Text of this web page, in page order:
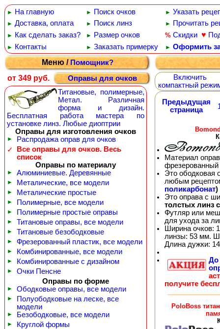
► На главную ► Поиск очков ► Указать
► Доставка, оплата ► Поиск линз ► Прочитать
► Как сделать заказ? ► Размер очков % Скидки ♥
► Контакты ► Заказать примерку ► Оформить
Меню /Помощник?
от 349 руб.
Оправы для очков
Титановые, полимерные,
Метал. Различная
форма и дизайн.
Бесплатная работа мастера по
установке линз. Любые диоптрии
Оправы для изготовления очков
►
Распродажа оправ для очков
✓
Все оправы для очков. Весь
список
Оправы по материалу
► Алюминиевые. Деревянные
► Металические, все модели
► Металические простые
► Полимерные, все модели
► Полимерные простые оправы
► Титановые оправы, все модели
► Титановые безободковые
► Фрезерованный пластик, все модели
► Комбинированные, все модели
► Комбинированные с дизайном
►
Очки Пенсне
Оправы по форме
► Ободковые оправы, все модели
►
Полуободковые на леске, все
модели
► Безободковые, все модели
► Круглой формы
Включить
компактный
Предыдущая
страница
Материал
фрезерованный
Это ободковая
любым
поликарбонат)
Это оправа с
толстых линз
Футляр или
для ухода за
Ширина очков:
линзы: 53 мм.
Длина дужки:
До
получите
PoloBoss